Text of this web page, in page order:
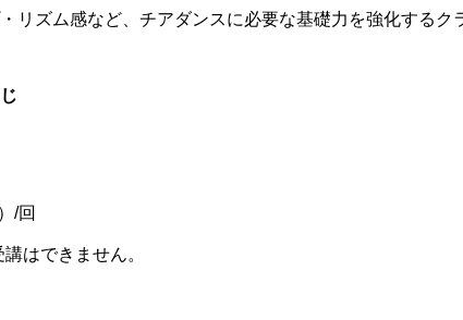
リズム感など、チアダンスに必要な基礎力を強化するク
/回
はできません。